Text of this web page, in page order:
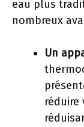
eau plus
nombreux
Un
réduire